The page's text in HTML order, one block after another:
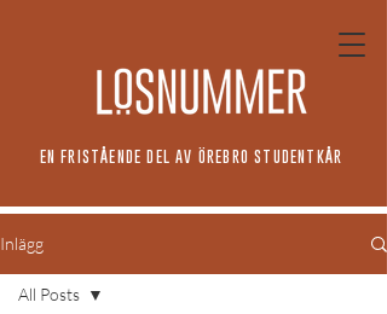
EN FRISTÅENDE DEL AV ÖREBRO STUDENTKÅR
Inlägg
All Posts